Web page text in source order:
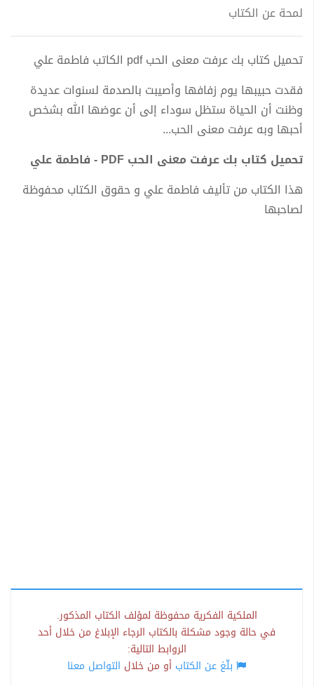
لمحة عن الكتاب
تحميل كتاب بك عرفت معنى الحب pdf الكاتب فاطمة علي
فقدت حبيبها يوم زفافها وأصيبت بالصدمة لسنوات عديدة
وظنت أن الحياة ستظل سوداء إلى أن عوضها الله بشخص
أحبها وبه عرفت معنى الحب...
تحميل كتاب بك عرفت معنى الحب PDF - فاطمة علي
هذا الكتاب من تأليف فاطمة علي و حقوق الكتاب محفوظة
لصاحبها
الملكية الفكرية محفوظة لمؤلف الكتاب المذكور.
في حالة وجود مشكلة بالكتاب الرجاء الإبلاغ من خلال أحد
الروابط التالية:
بلّغ عن الكتاب أو من خلال التواصل معنا